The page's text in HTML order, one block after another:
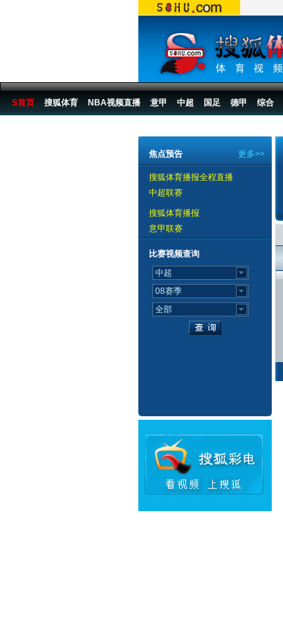
S首页 搜狐体育 NBA视频直播 意甲 中超 国足 德甲 综合
更多>>
焦点预告
搜狐体育播报全程直播
中超联赛
搜狐体育播报
意甲联赛
比赛视频查询